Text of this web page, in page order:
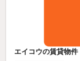
エイコウの賃貸物件